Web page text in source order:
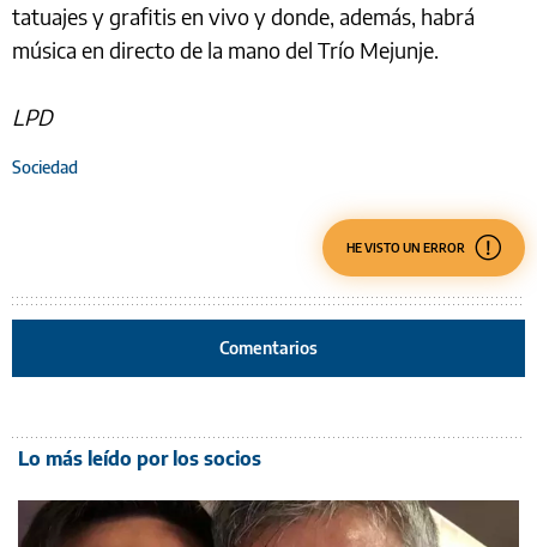
tatuajes y grafitis en vivo y donde, además, habrá
música en directo de la mano del Trío Mejunje.
LPD
Sociedad
HE VISTO UN ERROR
Comentarios
Lo más leído por los socios